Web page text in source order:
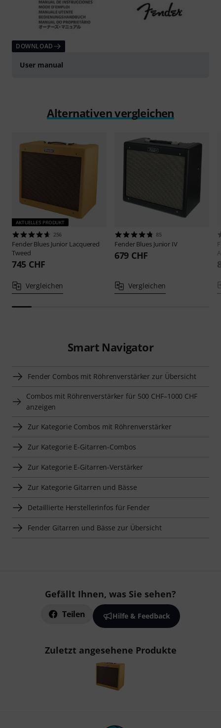
DOWNLOAD
User manual
Alternativen vergleichen
AKTUELLES PRODUKT
256
FenderBlues Junior Lacquered
Tweed
745 CHF
Vergleichen
85
FenderBlues Junior IV
679 CHF
Vergleichen
Smart Navigator
Fender Combos mit Röhrenverstärker zur Übersicht
Combos mit Röhrenverstärker für 500 CHF–1000 CHF
anzeigen
Zur Kategorie Combos mit Röhrenverstärker
Zur Kategorie E-Gitarren-Combos
Zur Kategorie E-Gitarren-Verstärker
Zur Kategorie Gitarren und Bässe
Detaillierte Herstellerinfos für Fender
Fender Gitarren und Bässe zur Übersicht
Gefällt Ihnen, was Sie sehen?
Teilen Hilfe & Feedback
Zuletzt angesehene Produkte